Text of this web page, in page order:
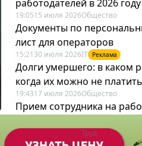
работодателей в 2026 году
19:0515 июля 2026Общество
Документы по
лист для операторов
15:21 30 июля 2026IT Реклама
Долги умершего: в каком
когда их можно не платить
19:4317 июля 2026Общество
Прием сотрудника на
12:28 Труд Реклама